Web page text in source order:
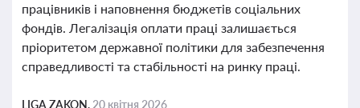
працівників і наповнення бюджетів соціальних
фондів. Легалізація оплати праці залишається
пріоритетом державної політики для забезпечення
справедливості та стабільності на ринку праці.
LIGA ZAKON, 20 квітня 2026